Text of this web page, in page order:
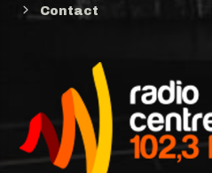
Contact